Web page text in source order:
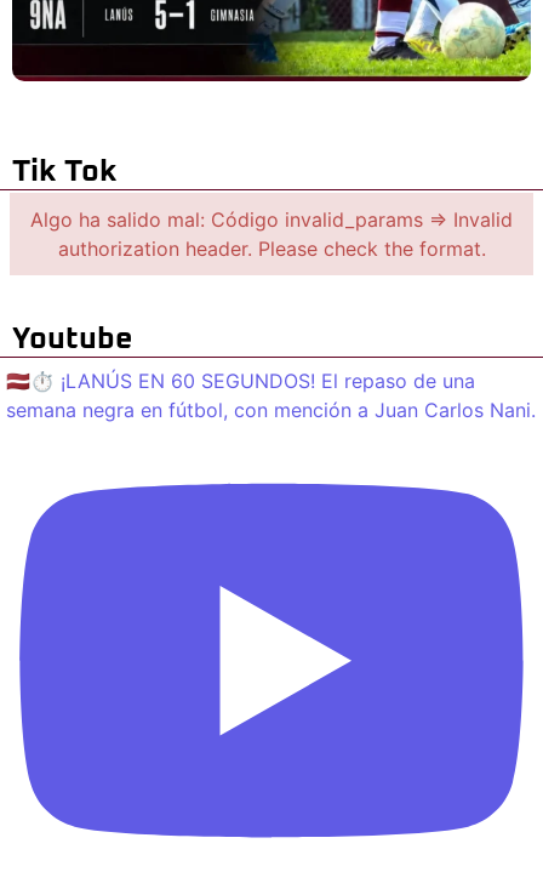
Tik Tok
Algo ha salido mal: Código invalid_params => Invalid
authorization header. Please check the format.
Youtube
🇱🇻⏱️ ¡LANÚS EN 60 SEGUNDOS! El repaso de una
semana negra en fútbol, con mención a Juan Carlos Nani.